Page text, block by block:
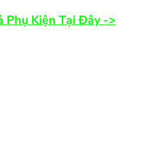
Phụ Kiện Tại Đây ->